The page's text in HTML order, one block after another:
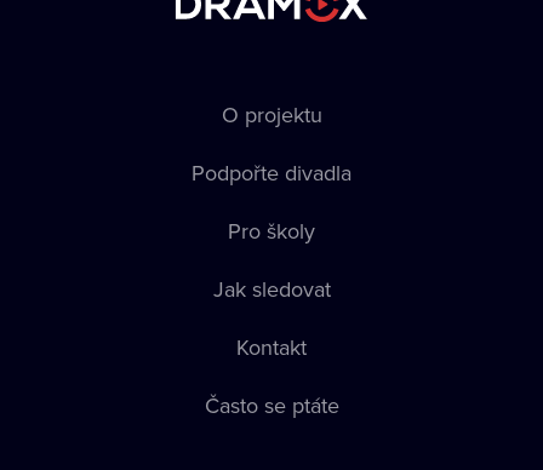
O projektu
Podpořte divadla
Pro školy
Jak sledovat
Kontakt
Často se ptáte